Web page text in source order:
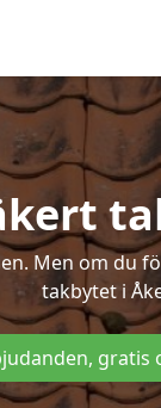
Men om
takbytet i